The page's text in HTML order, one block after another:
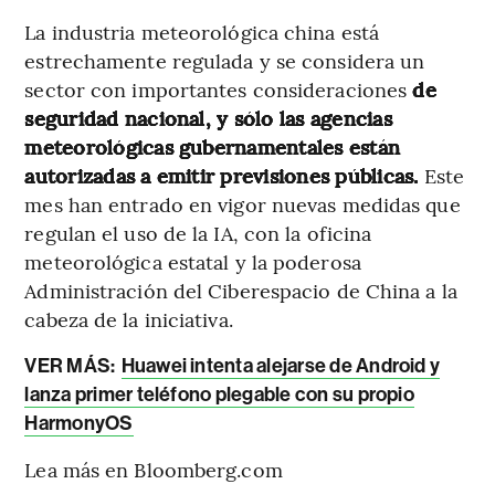
La industria meteorológica china está
estrechamente regulada y se considera un
sector con importantes consideraciones de
seguridad nacional, y sólo las agencias
meteorológicas gubernamentales están
autorizadas a emitir previsiones públicas. Este
mes han entrado en vigor nuevas medidas que
regulan el uso de la IA, con la oficina
meteorológica estatal y la poderosa
Administración del Ciberespacio de China a la
cabeza de la iniciativa.
VER MÁS: Huawei intenta alejarse de Android y
lanza primer teléfono plegable con su propio
HarmonyOS
Lea más en Bloomberg.com